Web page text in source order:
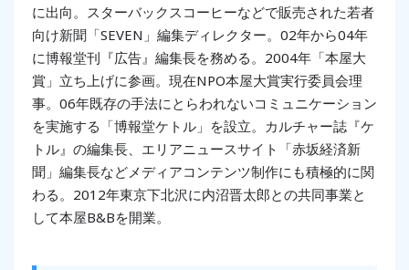
に出向。スターバックスコーヒーなどで販売された若者
向け新聞「SEVEN」編集ディレクター。02年から04年
に博報堂刊『広告』編集長を務める。2004年「本屋大
賞」立ち上げに参画。現在NPO本屋大賞実行委員会理
事。06年既存の手法にとらわれないコミュニケーション
を実施する「博報堂ケトル」を設立。カルチャー誌『ケ
トル』の編集長、エリアニュースサイト「赤坂経済新
聞」編集長などメディアコンテンツ制作にも積極的に関
わる。2012年東京下北沢に内沼晋太郎との共同事業と
して本屋B&Bを開業。